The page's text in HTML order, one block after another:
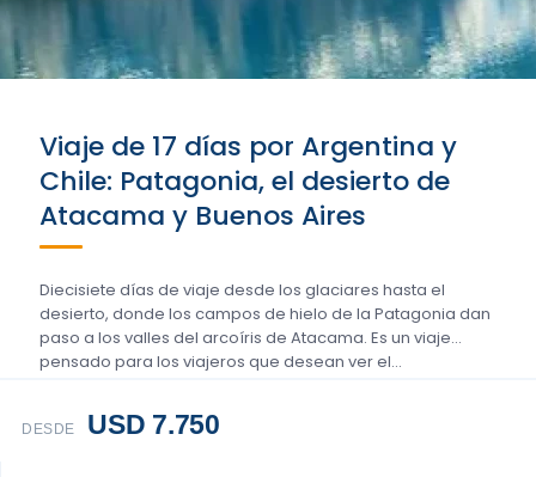
Viaje de 17 días por Argentina y
Chile: Patagonia, el desierto de
Atacama y Buenos Aires
Diecisiete días de viaje desde los glaciares hasta el
desierto, donde los campos de hielo de la Patagonia dan
paso a los valles del arcoíris de Atacama. Es un viaje
pensado para los viajeros que desean ver el…
DESDE USD 7.750